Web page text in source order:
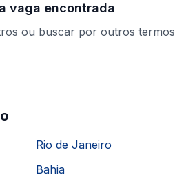
vaga encontrada
ou buscar por outros termos
Rio de Janeiro
Bahia